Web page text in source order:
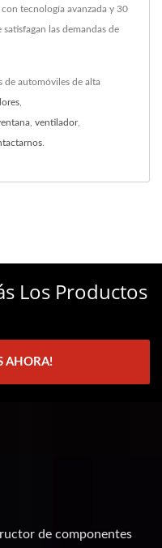
tecnología avanzada y 30
las demandas de
de automóviles de alta
ventilador,
Los Productos
AHORA!
de componentes